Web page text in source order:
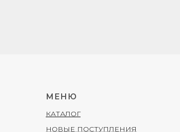
МЕНЮ
КАТАЛОГ
НОВЫЕ ПОСТУПЛЕНИЯ